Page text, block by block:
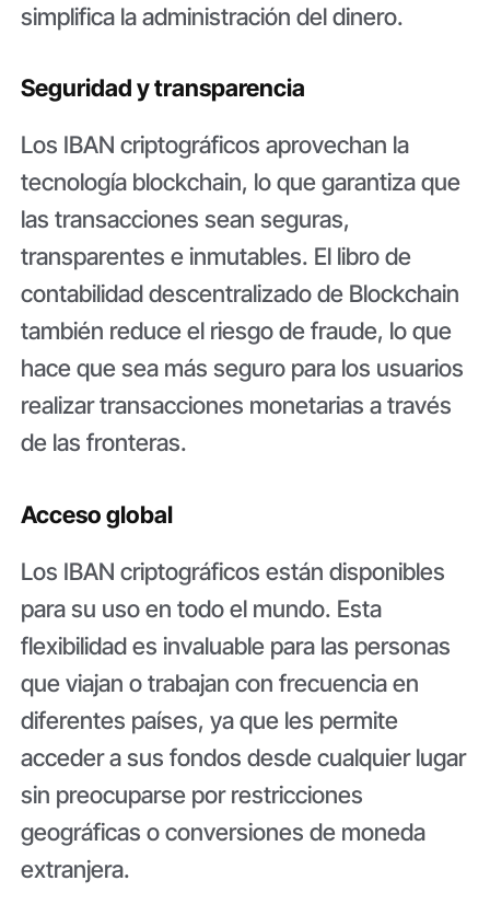
simplifica la administración del dinero.
Seguridad y transparencia
Los IBAN criptográficos aprovechan la
tecnología blockchain, lo que garantiza que
las transacciones sean seguras,
transparentes e inmutables. El libro de
contabilidad descentralizado de Blockchain
también reduce el riesgo de fraude, lo que
hace que sea más seguro para los usuarios
realizar transacciones monetarias a través
de las fronteras.
Acceso global
Los IBAN criptográficos están disponibles
para su uso en todo el mundo. Esta
flexibilidad es invaluable para las personas
que viajan o trabajan con frecuencia en
diferentes países, ya que les permite
acceder a sus fondos desde cualquier lugar
sin preocuparse por restricciones
geográficas o conversiones de moneda
extranjera.